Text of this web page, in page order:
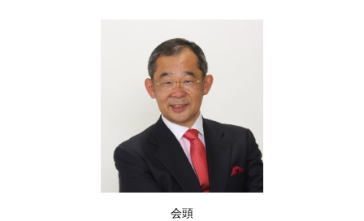
会頭